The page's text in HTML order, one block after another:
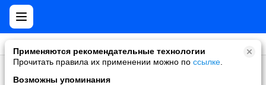
Применяются рекомендательные технологии
Прочитать правила их применении можно по ссылке
Возможны упоминания
Будь в тренде
Участник